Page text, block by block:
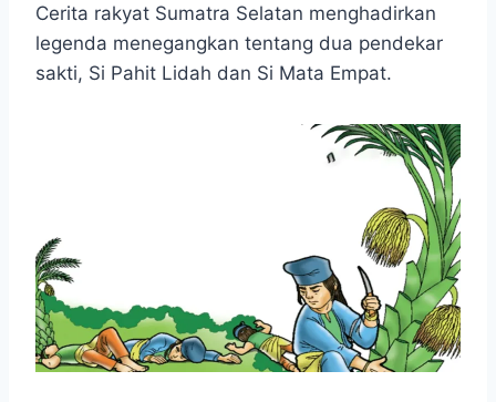
c
e
b
o
a
t
s
A
s
s
e
n
l
e
g
r
y
p
e
n
e
a
r
e
Cerita rakyat Sumatra Selatan menghadirkan
legenda menegangkan tentang dua pendekar
sakti, Si Pahit Lidah dan Si Mata Empat.